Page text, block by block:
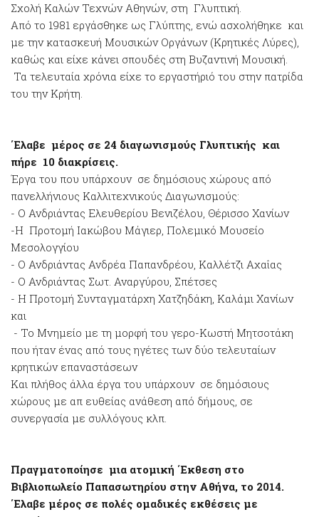
Σχολή Καλών Τεχνών Αθηνών, στη Γλυπτική.
Από το 1981 εργάσθηκε ως Γλύπτης, ενώ ασχολήθηκε και
με την κατασκευή Μουσικών Οργάνων (Κρητικές Λύρες),
καθώς και είχε κάνει σπουδές στη Βυζαντινή Μουσική.
Τα τελευταία χρόνια είχε το εργαστήριό του στην πατρίδα
του την Κρήτη.
΄Ελαβε μέρος σε 24 διαγωνισμούς Γλυπτικής και
πήρε 10 διακρίσεις.
Έργα του που υπάρχουν σε δημόσιους χώρους από
πανελλήνιους Καλλιτεχνικούς Διαγωνισμούς:
- Ο Ανδριάντας Ελευθερίου Βενιζέλου, Θέρισσο Χανίων
-Η Προτομή Ιακώβου Μάγιερ, Πολεμικό Μουσείο
Μεσολογγίου
- Ο Ανδριάντας Ανδρέα Παπανδρέου, Καλλέτζι Αχαΐας
- Ο Ανδριάντας Σωτ. Αναργύρου, Σπέτσες
- Η Προτομή Συνταγματάρχη Χατζηδάκη, Καλάμι Χανίων
και
- Το Μνημείο με τη μορφή του γερο-Κωστή Μητσοτάκη
που ήταν ένας από τους ηγέτες των δύο τελευταίων
κρητικών επαναστάσεων
Και πλήθος άλλα έργα του υπάρχουν σε δημόσιους
χώρους με απ ευθείας ανάθεση από δήμους, σε
συνεργασία με συλλόγους κλπ.
Πραγματοποίησε μια ατομική ΄Εκθεση στο
Βιβλιοπωλείο Παπασωτηρίου στην Αθήνα, το 2014.
΄Ελαβε μέρος σε πολές ομαδικές εκθέσεις με